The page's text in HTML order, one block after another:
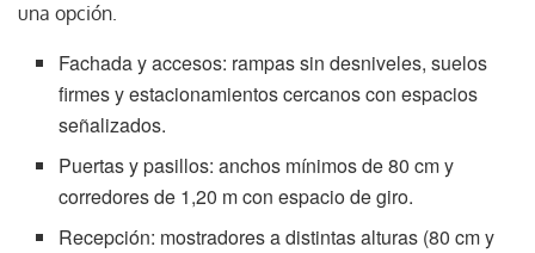
una opción.
Fachada y accesos: rampas sin desniveles, suelos
firmes y estacionamientos cercanos con espacios
señalizados.
Puertas y pasillos: anchos mínimos de 80 cm y
corredores de 1,20 m con espacio de giro.
Recepción: mostradores a distintas alturas (80 cm y